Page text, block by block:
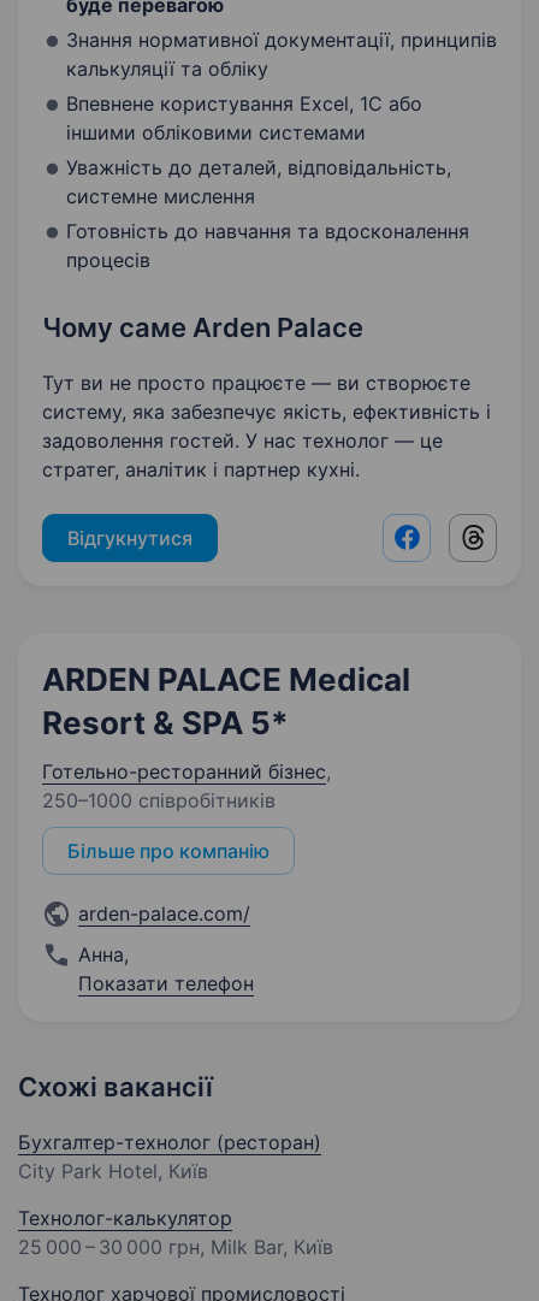
буде перевагою
Знання нормативної документації, принципів
калькуляції та обліку
Впевнене користування Excel, 1С або
іншими обліковими системами
Уважність до деталей, відповідальність,
системне мислення
Готовність до навчання та вдосконалення
процесів
Чому саме Arden Palace
Тут ви не просто працюєте — ви створюєте
систему, яка забезпечує якість, ефективність і
задоволення гостей. У нас технолог — це
стратег, аналітик і партнер кухні.
Відгукнутися Facebook
ARDEN PALACE Medical
Resort & SPA 5*
Готельно-ресторанний бізнес,
250–1000 співробітників
Більше про компанію
arden-palace.com/
Анна,
Показати телефон
Схожі вакансії
Бухгалтер-технолог (ресторан)
City Park Hotel, Київ
Технолог-калькулятор
25 000 – 30 000 грн, Milk Bar, Київ
Технолог харчової промисловості